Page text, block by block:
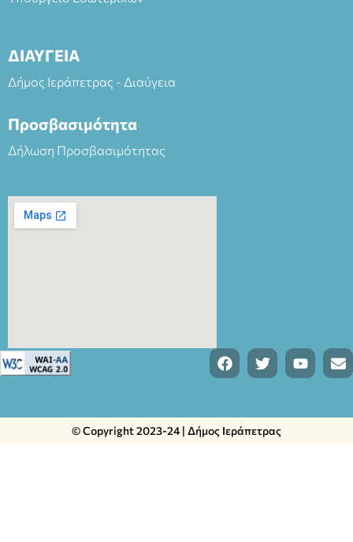
ΔΙΑΥΓΕΙΑ
Δήμος Ιεράπετρας - Διαύγεια
Προσβασιμότητα
Δήλωση Προσβασιμότητας
© Copyright 2023-24 | Δήμος Ιεράπετρας